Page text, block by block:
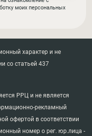
моих персональных
характер и не
со статьей 437
РРЦ и не является
рекламный
офертой в соответствии
номер о рег. юр.лица -